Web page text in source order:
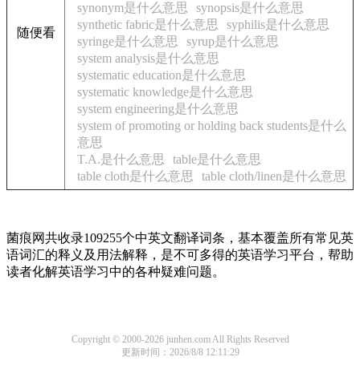
随便看
synonym是什么意思
synopsis是什么意思
synthetic fabric是什么意思
syphilis是什么意思
syringe是什么意思
syrup是什么意思
system analysis是什么意思
systematic education是什么意思
systematic knowledge是什么意思
system engineering是什么意思
system of promoting or holding back students是什么
意思
T.A.是什么意思
table是什么意思
table cloth是什么意思
table cloth/linen是什么意思
菌痕网共收录109255个中英文翻译词条，基本覆盖所有常见英
语词汇的释义及用法解释，是不可多得的英语学习平台，帮助
读者化解英语学习中的各种疑难问题。
Copyright © 2000-2026 junhen.com All Rights Reserved
更新时间：2026/8/8 12:11:29